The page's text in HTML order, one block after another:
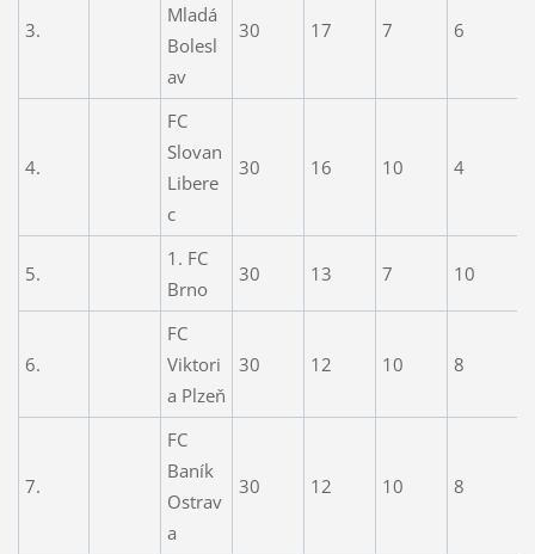
3.
Mladá
Bolesl
av
30 17 7 6
4.
FC
Slovan
Libere
c
30 16 10 4
5.
1. FC
Brno
30 13 7 10
6.
FC
Viktori
a Plzeň
30 12 10 8
7.
FC
Baník
Ostrav
a
30 12 10 8